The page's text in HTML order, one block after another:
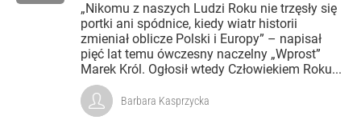
„Nikomu z naszych Ludzi Roku nie trzęsły się
portki ani spódnice, kiedy wiatr historii
zmieniał oblicze Polski i Europy” – napisał
pięć lat temu ówczesny naczelny „Wprost”
Marek Król. Ogłosił wtedy Człowiekiem Roku...
Barbara Kasprzycka